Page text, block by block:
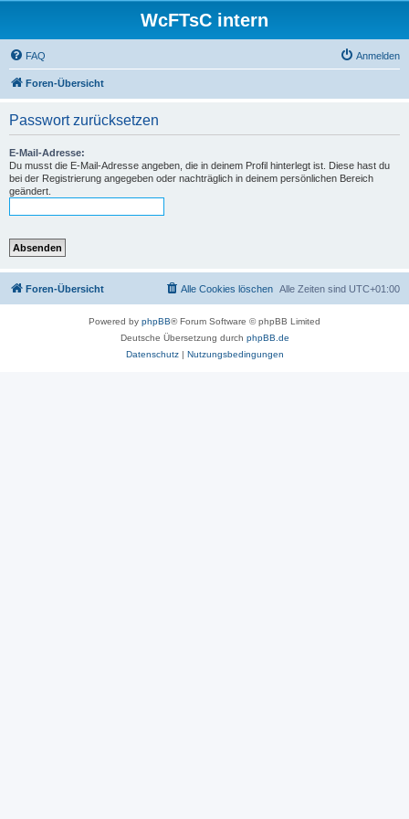
WcFTsC intern
FAQ Anmelden
Foren-Übersicht
Passwort zurücksetzen
E-Mail-Adresse:
Du musst die E-Mail-Adresse angeben, die in deinem Profil hinterlegt ist. Diese hast du
bei der Registrierung angegeben oder nachträglich in deinem persönlichen Bereich
geändert.
Foren-Übersicht Alle Zeiten sind UTC+01:00
Alle Cookies löschen
Powered by phpBB® Forum Software © phpBB Limited
Deutsche Übersetzung durch phpBB.de
Datenschutz| Nutzungsbedingungen